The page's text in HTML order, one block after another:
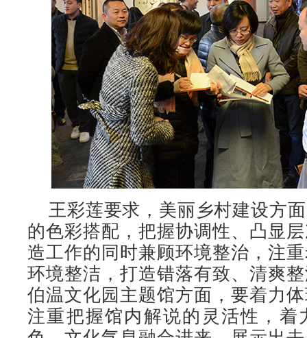
王彩莲要求，美丽乡村建设方
的色彩搭配，把握协调性、凸显
造工作的同时兼顾环境整治，注
环境整洁，打造错落有致、清爽
伯温文化园主题馆方面，要着力
注重把握馆内解说的灵活性，着